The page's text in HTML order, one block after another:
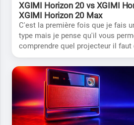
XGIMI Horizon 20 vs XGIMI
XGIMI Horizon 20 Max
C'est la première fois que je fais
type mais je pense qu'il vous
comprendre quel projecteur il faut